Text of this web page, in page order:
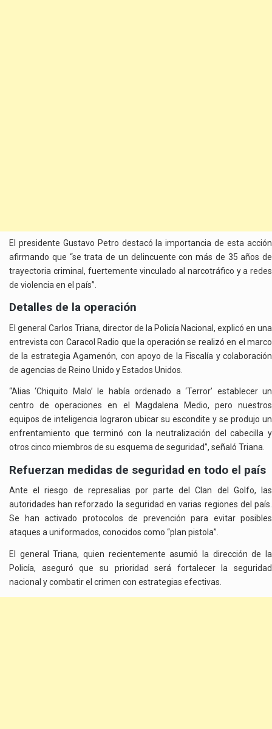
El presidente Gustavo Petro destacó la importancia de esta acción
afirmando que “se trata de un delincuente con más de 35 años de
trayectoria criminal, fuertemente vinculado al narcotráfico y a redes
de violencia en el país”.
Detalles de la operación
El general Carlos Triana, director de la Policía Nacional, explicó en una
entrevista con Caracol Radio que la operación se realizó en el marco
de la estrategia Agamenón, con apoyo de la Fiscalía y colaboración
de agencias de Reino Unido y Estados Unidos.
“Alias ‘Chiquito Malo’ le había ordenado a ‘Terror’ establecer un
centro de operaciones en el Magdalena Medio, pero nuestros
equipos de inteligencia lograron ubicar su escondite y se produjo un
enfrentamiento que terminó con la neutralización del cabecilla y
otros cinco miembros de su esquema de seguridad”, señaló Triana.
Refuerzan medidas de seguridad en todo el país
Ante el riesgo de represalias por parte del Clan del Golfo, las
autoridades han reforzado la seguridad en varias regiones del país.
Se han activado protocolos de prevención para evitar posibles
ataques a uniformados, conocidos como “plan pistola”.
El general Triana, quien recientemente asumió la dirección de la
Policía, aseguró que su prioridad será fortalecer la seguridad
nacional y combatir el crimen con estrategias efectivas.